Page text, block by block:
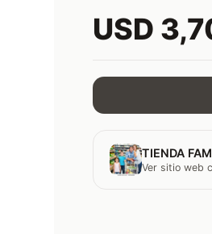
USD
TIENDA
Ver sitio web